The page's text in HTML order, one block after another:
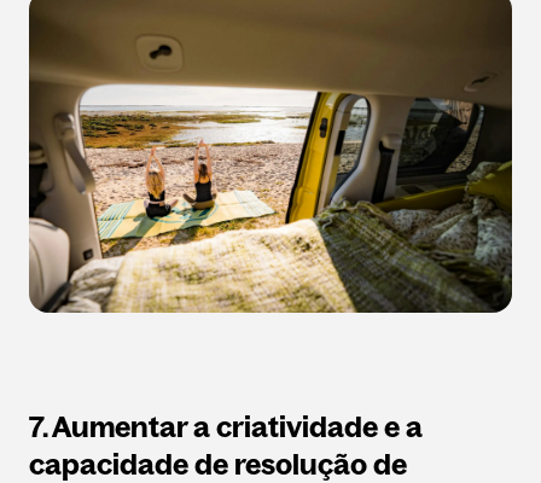
7. Aumentar a criatividade e a
capacidade de resolução de